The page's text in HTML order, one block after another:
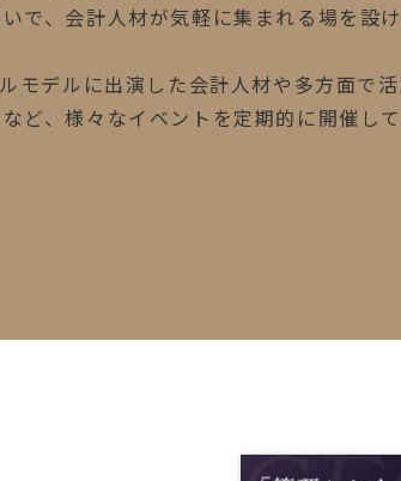
で、会計人材が気軽に集まれる場を設
モデルに出演した会計人材や多方面で
ど、様々なイベントを定期的に開催し